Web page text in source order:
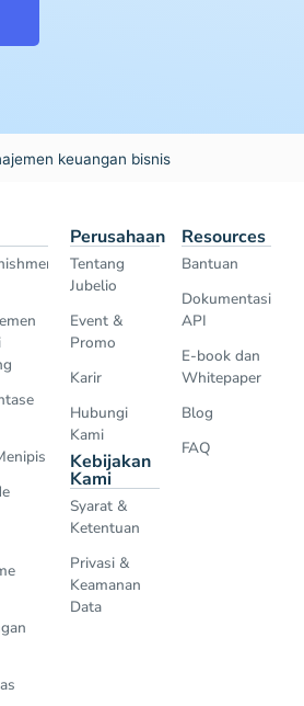
keuangan bisnis
Perusahaan
Tentang
Jubelio
Event &
Promo
Karir
Hubungi
Kami
Kebijakan
Kami
Syarat &
Ketentuan
Privasi &
Keamanan
Data
Resources
Bantuan
Dokumentasi
API
E-book dan
Whitepaper
Blog
FAQ